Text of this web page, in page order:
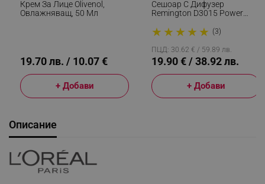
Крем За Лице Olivenol,
Овлажняващ, 50 Мл
19.70 лв. / 10.07 €
+ Добави
Сешоар С Дифузер
Remington D3015 Power
Йонизираща Система, Eco
Функция, Бял
★ ★ ★ ★ ★ (3)
ПЦД: 30.62 € / 59.89 лв.
19.90 € / 38.92 лв.
+ Добави
Описание